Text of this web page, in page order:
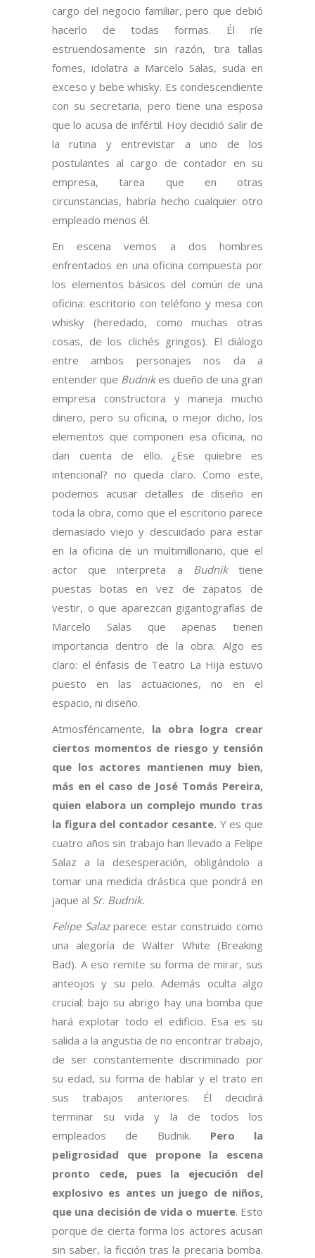
cargo del negocio familiar, pero que debió
hacerlo de todas formas. Él ríe
estruendosamente sin razón, tira tallas
fomes, idolatra a Marcelo Salas, suda en
exceso y bebe whisky. Es condescendiente
con su secretaria, pero tiene una esposa
que lo acusa de infértil. Hoy decidió salir de
la rutina y entrevistar a uno de los
postulantes al cargo de contador en su
empresa, tarea que en otras
circunstancias, habría hecho cualquier otro
empleado menos él.
En escena vemos a dos hombres
enfrentados en una oficina compuesta por
los elementos básicos del común de una
oficina: escritorio con teléfono y mesa con
whisky (heredado, como muchas otras
cosas, de los clichés gringos). El diálogo
entre ambos personajes nos da a
entender que Budnikes dueño de una gran
empresa constructora y maneja mucho
dinero, pero su oficina, o mejor dicho, los
elementos que componen esa oficina, no
dan cuenta de ello. ¿Ese quiebre es
intencional? no queda claro. Como este,
podemos acusar detalles de diseño en
toda la obra, como que el escritorio parece
demasiado viejo y descuidado para estar
en la oficina de un multimillonario, que el
actor que interpreta a Budniktiene
puestas botas en vez de zapatos de
vestir, o que aparezcan gigantografías de
Marcelo Salas que apenas tienen
importancia dentro de la obra. Algo es
claro: el énfasis de Teatro La Hija estuvo
puesto en las actuaciones, no en el
espacio, ni diseño.
Atmosféricamente, la obra logra crear
ciertos momentos de riesgo y tensión
que los actores mantienen muy bien,
más en el caso de José Tomás Pereira,
quien elabora un complejo mundo tras
la figura del contador cesante. Y es que
cuatro años sin trabajo han llevado a Felipe
Salaz a la desesperación, obligándolo a
tomar una medida drástica que pondrá en
jaque al Sr. Budnik.
Felipe Salazparece estar construido como
una alegoría de Walter White (Breaking
Bad). A eso remite su forma de mirar, sus
anteojos y su pelo. Además oculta algo
crucial: bajo su abrigo hay una bomba que
hará explotar todo el edificio. Esa es su
salida a la angustia de no encontrar trabajo,
de ser constantemente discriminado por
su edad, su forma de hablar y el trato en
sus trabajos anteriores. Él decidirá
terminar su vida y la de todos los
empleados de Budnik. Pero la
peligrosidad que propone la escena
pronto cede, pues la ejecución del
explosivo es antes un juego de niños,
que una decisión de vida o muerte. Esto
porque de cierta forma los actores acusan
sin saber, la ficción tras la precaria bomba.